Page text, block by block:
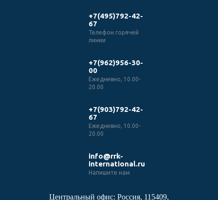
+7(495)792-42-
67
Телефон горячей
линии
+7(962)956-30-
00
Ежедневно, 10.00-
20.00
+7(903)792-42-
67
Ежедневно, 10.00-
20.00
info@rrk-
international.ru
Напишите нам
Центральный офис: Россия, 115409,